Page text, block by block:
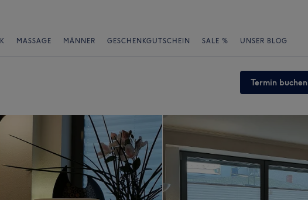
MASSAGE MÄNNER GESCHENKGUTSCHEIN SALE % UNSER BLOG
Termin buchen